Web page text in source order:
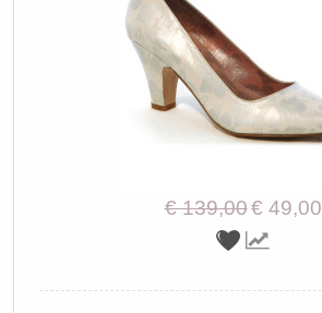
€ 139,00€ 49,00